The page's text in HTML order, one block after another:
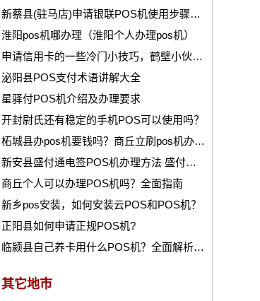
新蔡县(驻马店)申请银联POS机使用步骤和所需的资料有那些？
淮阳pos机哪办理（淮阳个人办理pos机）
申请信用卡的一些冷门小技巧，鹤壁小伙伴都知道吗？
泌阳县POS支付术语讲解大全
星驿付POS机介绍及办理要求
开封尉氏还有稳定的手机POS可以使用吗？
柘城县办pos机要钱吗？商丘立刷pos机办理入口
新安县盛付通电签POS机办理方法 盛付通POS个人免费申请
商丘个人可以办理POS机吗？全面指南
新乡pos安装，如何安装云POS和POS机？
正阳县如何申请正规POS机?
临颍县自己养卡用什么POS机？全面解析与推荐
其它地市